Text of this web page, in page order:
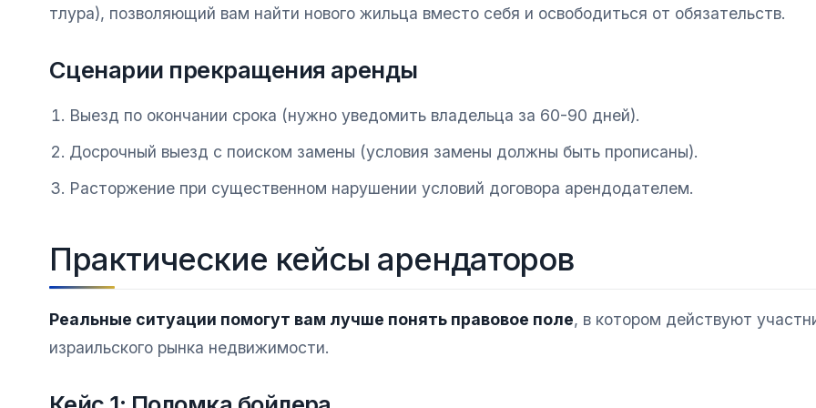
тлура), позволяющий вам найти нового жильца вместо себя и освободиться от обязательств.
Сценарии прекращения аренды
Выезд по окончании срока (нужно уведомить владельца за 60-90 дней).
Досрочный выезд с поиском замены (условия замены должны быть прописаны).
Расторжение при существенном нарушении условий договора арендодателем.
Практические кейсы арендаторов
Реальные ситуации помогут вам лучше понять правовое поле, в котором действуют
израильского рынка недвижимости.